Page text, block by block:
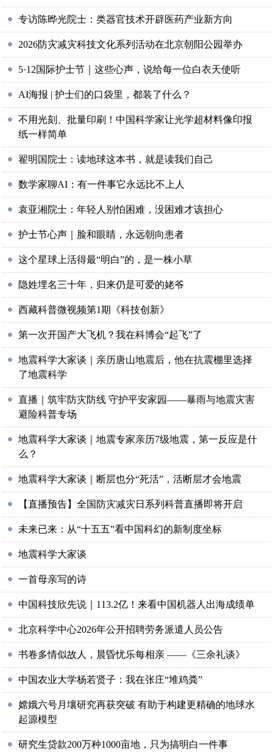
专访陈晔光院士：类器官技术开辟医药产业新方向
2026防灾减灾科技文化系列活动在北京朝阳公园举办
5·12国际护士节｜这些心声，说给每一位白衣天使听
AI海报 | 护士们的口袋里，都装了什么？
不用光刻、批量印刷！中国科学家让光学超材料像印报
纸一样简单
翟明国院士：读地球这本书，就是读我们自己
数学家聊AI：有一件事它永远比不上人
袁亚湘院士：年轻人别怕困难，没困难才该担心
护士节心声｜脸和眼睛，永远朝向患者
这个星球上活得最“明白”的，是一株小草
隐姓埋名三十年，归来仍是可爱的姥爷
西藏科普微视频第1期《科技创新》
第一次开国产大飞机？我在科博会“起飞”了
地震科学大家谈｜亲历唐山地震后，他在抗震棚里选择
了地震科学
直播｜筑牢防灾防线 守护平安家园——暴雨与地震灾害
避险科普专场
地震科学大家谈｜地震专家亲历7级地震，第一反应是什
么？
地震科学大家谈｜断层也分“死活”，活断层才会地震
【直播预告】全国防灾减灾日系列科普直播即将开启
未来已来：从“十五五”看中国科幻的新制度坐标
地震科学大家谈
一首母亲写的诗
中国科技欣先说｜113.2亿！来看中国机器人出海成绩单
北京科学中心2026年公开招聘劳务派遣人员公告
书卷多情似故人，晨昏忧乐每相亲 ——《三余礼谈》
中国农业大学杨若贤子：我在张庄“堆鸡粪”
嫦娥六号月壤研究再获突破 有助于构建更精确的地球水
起源模型
研究生贷款200万种1000亩地，只为搞明白一件事